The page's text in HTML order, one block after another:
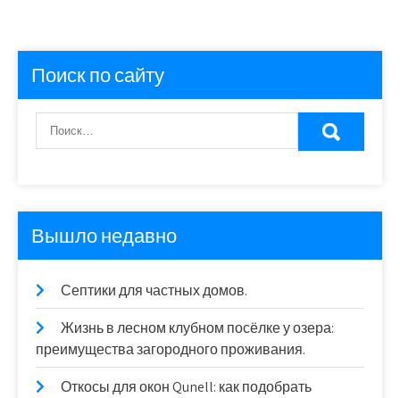
Поиск по сайту
Вышло недавно
Септики для частных домов.
Жизнь в лесном клубном посёлке у озера:
преимущества загородного проживания.
Откосы для окон Qunell: как подобрать